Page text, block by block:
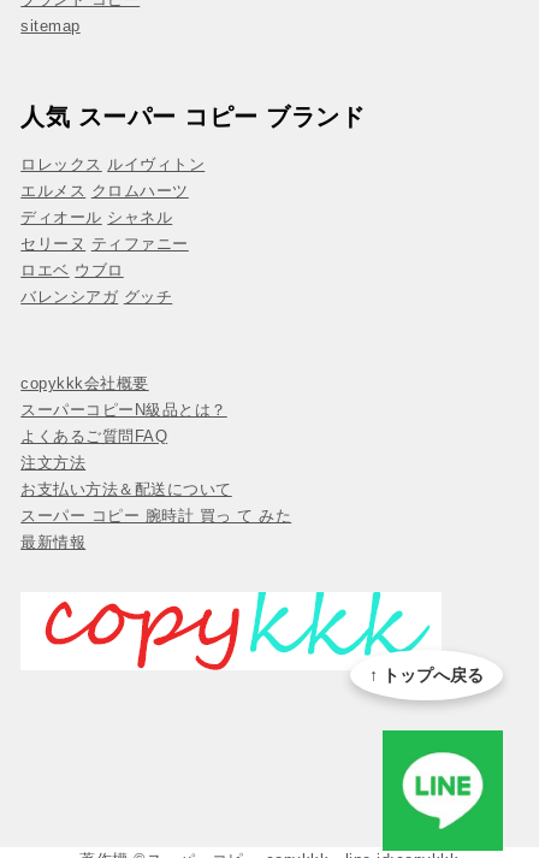
sitemap
人気 スーパー コピー ブランド
ロレックス ルイヴィトン
エルメス クロムハーツ
ディオール シャネル
セリーヌ ティファニー
ロエベ ウブロ
バレンシアガ グッチ
copykkk会社概要
スーパーコピーN級品とは？
よくあるご質問FAQ
注文方法
お支払い方法＆配送について
スーパー コピー 腕時計 買っ て みた
最新情報
↑ トップへ戻る